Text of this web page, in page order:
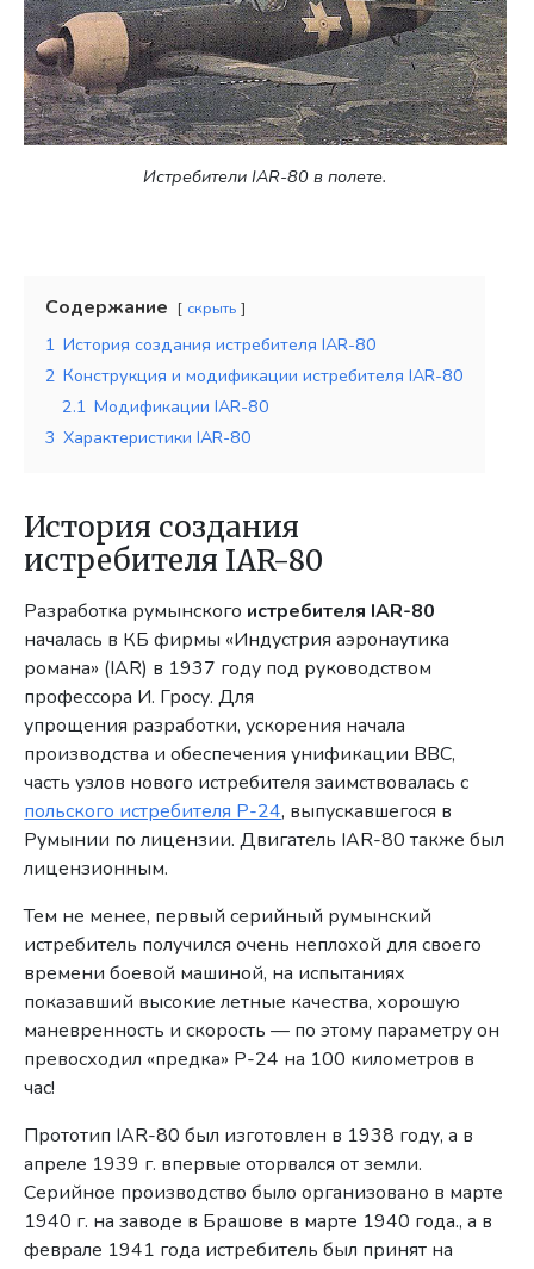
Истребители IAR-80 в полете.
Содержание скрыть
1 История создания истребителя IAR-80
2 Конструкция и модификации истребителя IAR-80
2.1 Модификации IAR-80
3 Характеристики IAR-80
История создания
истребителя IAR-80
Разработка румынского истребителя IAR-80
началась в КБ фирмы «Индустрия аэронаутика
романа» (IAR) в 1937 году под руководством
профессора И. Гросу. Для
упрощения разработки, ускорения начала
производства и обеспечения унификации ВВС,
часть узлов нового истребителя заимствовалась с
польского истребителя P-24, выпускавшегося в
Румынии по лицензии. Двигатель IAR-80 также был
лицензионным.
Тем не менее, первый серийный румынский
истребитель получился очень неплохой для своего
времени боевой машиной, на испытаниях
показавший высокие летные качества, хорошую
маневренность и скорость — по этому параметру он
превосходил «предка» P-24 на 100 километров в
час!
Прототип IAR-80 был изготовлен в 1938 году, а в
апреле 1939 г. впервые оторвался от земли.
Серийное производство было организовано в марте
1940 г. на заводе в Брашове в марте 1940 года., а в
феврале 1941 года истребитель был принят на